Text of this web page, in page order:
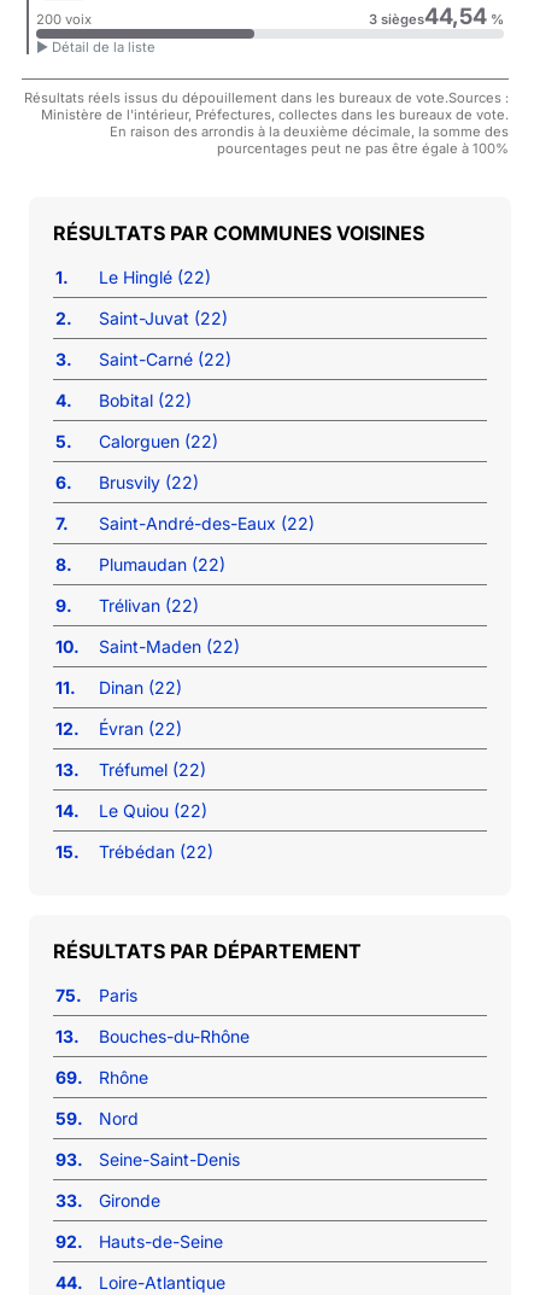
200 voix 3 sièges44,54%
► Détail de la liste
Résultats réels issus du dépouillement dans les bureaux de vote.Sources :
Ministère de l'intérieur, Préfectures, collectes dans les bureaux de vote.
En raison des arrondis à la deuxième décimale, la somme des
pourcentages peut ne pas être égale à 100%
COMMUNES VOISINES
1.
Le Hinglé (22)
2.
Saint-Juvat (22)
3.
Saint-Carné (22)
4.
Bobital (22)
5.
Calorguen (22)
6.
Brusvily (22)
7.
Saint-André-des-Eaux (22)
8.
Plumaudan (22)
9.
Trélivan (22)
10.
Saint-Maden (22)
11.
Dinan (22)
12.
Évran (22)
13.
Tréfumel (22)
14.
Le Quiou (22)
15.
Trébédan (22)
RÉSULTATS PAR DÉPARTEMENT
75.
Paris
13.
Bouches-du-Rhône
69.
Rhône
59.
Nord
93.
Seine-Saint-Denis
33.
Gironde
92.
Hauts-de-Seine
44.
Loire-Atlantique